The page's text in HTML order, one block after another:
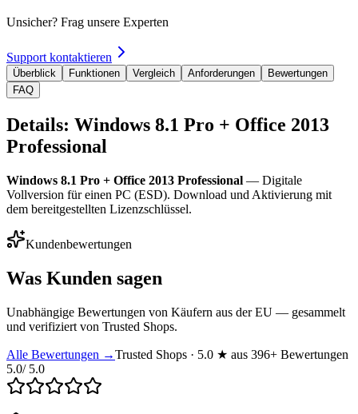
Unsicher? Frag unsere Experten
Support kontaktieren
Überblick Funktionen Vergleich Anforderungen
Bewertungen
FAQ
Details: Windows 8.1 Pro + Office 2013
Professional
Windows 8.1 Pro + Office 2013 Professional — Digitale
Vollversion für einen PC (ESD). Download und Aktivierung mit
dem bereitgestellten Lizenzschlüssel.
Kundenbewertungen
Was Kunden sagen
Unabhängige Bewertungen von Käufern aus der EU — gesammelt
und verifiziert von Trusted Shops.
Alle Bewertungen →Trusted Shops · 5.0 ★ aus 396+ Bewertungen
5.0/ 5.0